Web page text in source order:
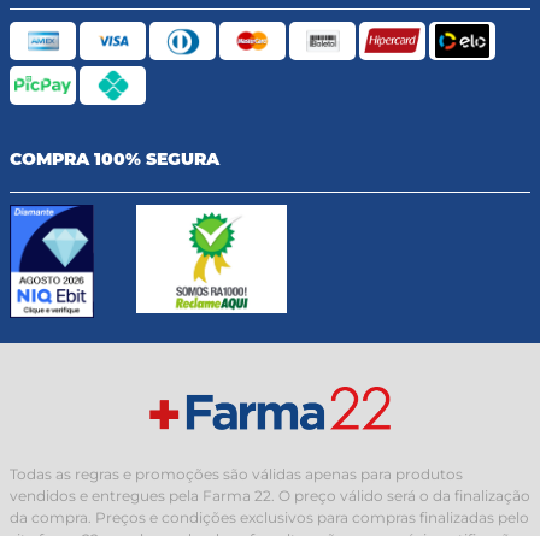
COMPRA 100% SEGURA
Todas as regras e promoções são válidas apenas para produtos
vendidos e entregues pela Farma 22. O preço válido será o da finalização
da compra. Preços e condições exclusivos para compras finalizadas pelo